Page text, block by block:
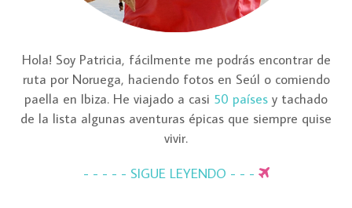
Hola! Soy Patricia, fácilmente me podrás encontrar de
ruta por Noruega, haciendo fotos en Seúl o comiendo
paella en Ibiza. He viajado a casi 50 países y tachado
de la lista algunas aventuras épicas que siempre quise
vivir.
- - - - - SIGUE LEYENDO - - -